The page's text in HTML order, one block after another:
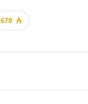
679